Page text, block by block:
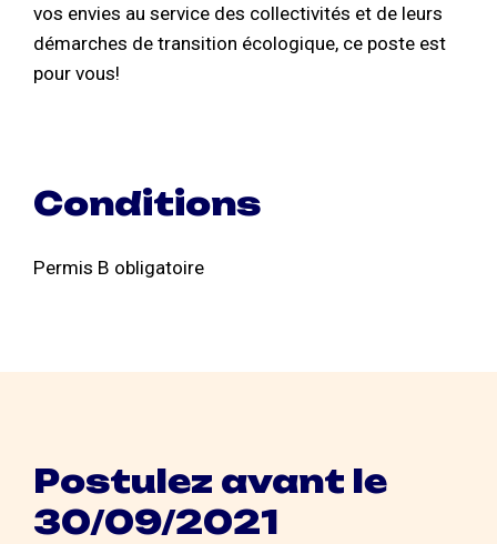
vos envies au service des collectivités et de leurs
démarches de transition écologique, ce poste est
pour vous!
Conditions
Permis B obligatoire
Postulez avant le
30/09/2021